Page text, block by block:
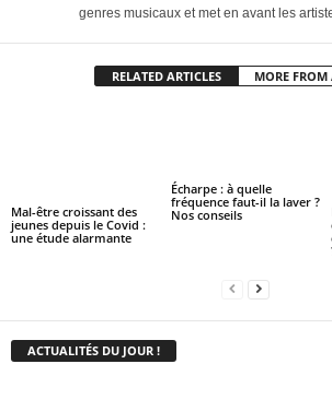
genres musicaux et met en avant les
RELATED ARTICLES MORE FROM
Mal-être croissant des
jeunes depuis le Covid :
une étude alarmante
Écharpe : à quelle
fréquence faut-il la laver ?
Nos conseils
ACTUALITÉS DU JOUR !